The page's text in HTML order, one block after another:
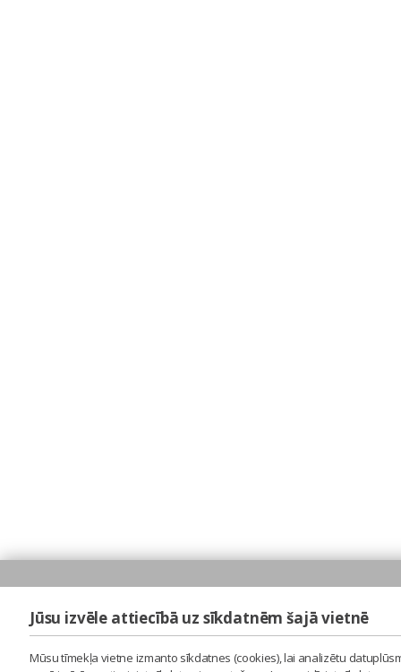
Jūsu izvēle attiecībā uz sīkdatnēm šajā vietnē
Mūsu tīmekļa vietne izmanto sīkdatnes (cookies), lai analizētu